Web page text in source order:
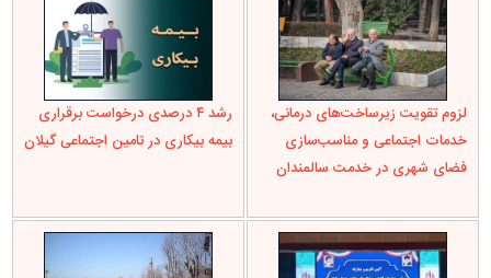
لزوم تقویت زیرساخت‌های درمانی،
خدمات اجتماعی و مناسب‌سازی
فضای شهری در خدمت سالمندان
رشد ۴ درصدی درخواست برقراری
بیمه بیکاری در تامین اجتماعی گیلان